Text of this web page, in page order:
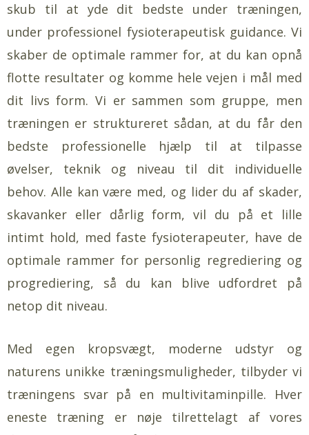
skub til at yde dit bedste under træningen,
under professionel fysioterapeutisk guidance. Vi
skaber de optimale rammer for, at du kan opnå
flotte resultater og komme hele vejen i mål med
dit livs form. Vi er sammen som gruppe, men
træningen er struktureret sådan, at du får den
bedste professionelle hjælp til at tilpasse
øvelser, teknik og niveau til dit individuelle
behov. Alle kan være med, og lider du af skader,
skavanker eller dårlig form, vil du på et lille
intimt hold, med faste fysioterapeuter, have de
optimale rammer for personlig regrediering og
progrediering, så du kan blive udfordret på
netop dit niveau.
Med egen kropsvægt, moderne udstyr og
naturens unikke træningsmuligheder, tilbyder vi
træningens svar på en multivitaminpille. Hver
eneste træning er nøje tilrettelagt af vores